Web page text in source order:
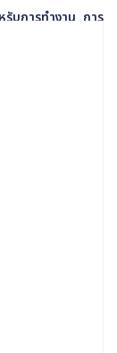
รับการทำงาน, การ